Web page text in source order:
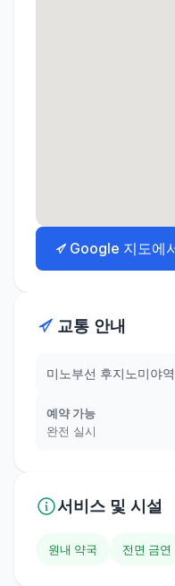
Google 지도에
교통 안내
미노부선 후지노미야
예약 가능
완전 실시
서비스 및 시설
원내 약국 전면 금연